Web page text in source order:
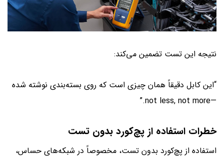
نتیجه این تست تضمین می‌کند:
“این کابل دقیقاً همان چیزی است که روی بسته‌بندی نوشته شده
—not less, not more.”
خطرات استفاده از پچ‌کورد بدون تست
استفاده از پچ‌کورد بدون تست، مخصوصاً در شبکه‌های حساس،